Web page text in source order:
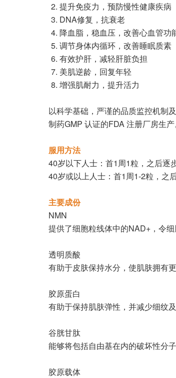
提升免疫力，预防慢性健康疾病
DNA修复，抗衰老
降血脂，稳血压，改善心血管功
调节身体内循环，改善睡眠质素
有效护肝，减轻肝脏负担
美肌逆龄，回复年轻
增强肌耐力，提升活力
以科学基础，严谨的品质监控机制
制药GMP 认证的FDA 注册厂房生产
服用方法
40岁以下人士：首1周1粒，之后逐
40岁或以上人士：首1周1-2粒，之
主要成份
NMN
提供了细胞粒线体中的NAD+，令
透明质酸
有助于皮肤保持水分，使肌肤拥有
胶原蛋白
有助于保持肌肤弹性，并减少细纹
谷胱甘肽
能够将包括自由基在内的破坏性分
胶原载体